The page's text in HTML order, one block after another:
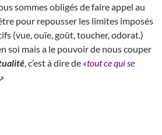
sommes obligés de faire appel au
pour repousser les limites imposés
(vue, ouïe, goût, toucher, odorat.)
soi mais a le pouvoir de nous couper
, c’est à dire de «tout ce qui se
.»